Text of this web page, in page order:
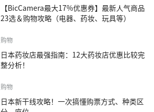
【BicCamera最大17%优惠券】最新人气商品
23选＆购物攻略（电器、药妆、玩具等）
购物
日本药妆店最强指南：12大药妆店优惠比较完
整分析！
购物
日本新干线攻略！一次搞懂购票方式、种类区